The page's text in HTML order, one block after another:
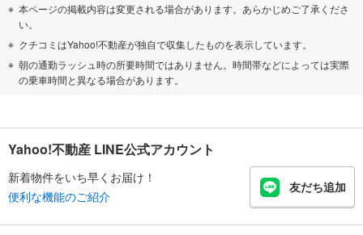
本ページの掲載内容は変更される場合があります。あらかじめご了承くださ
い。
クチコミはYahoo!不動産が独自で収集したものを表示しています。
朝の通勤ラッシュ時の所要時間ではありません。時間帯などによっては実際
の乗車時間と異なる場合があります。
Yahoo!不動産 LINE公式アカウント
新着物件をいち早くお届け！
便利な機能のご紹介
友だち追加